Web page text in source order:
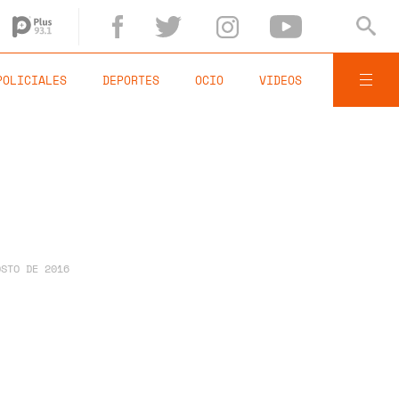
DEPORTES OCIO VIDEOS
DE 2016